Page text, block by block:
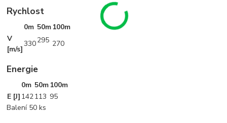
Rychlost
0m 50m 100m
V
[m/s]
330295 270
Energie
0m 50m 100m
E [J] 142113 95
Balení 50 ks